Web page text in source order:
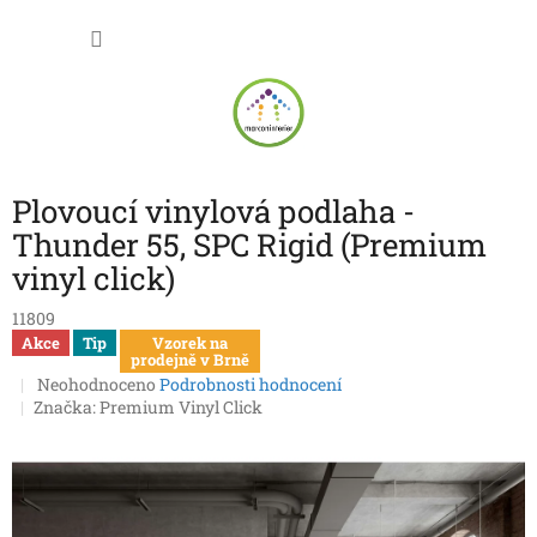
Plovoucí vinylová podlaha -
Thunder 55, SPC Rigid (Premium
vinyl click)
11809
Akce Tip Vzorek na
prodejně v Brně
Průměrné
hodnocení
0,0
z
Neohodnoceno Podrobnosti hodnocení
Značka:Premium Vinyl Click